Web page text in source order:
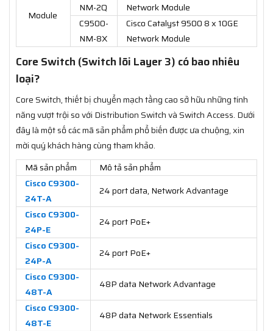
Module
NM-2Q
Network Module
C9500-
NM-8X
Cisco Catalyst 9500 8 x 10GE
Network Module
Core Switch (Switch lõi Layer 3) có bao nhiêu
loại?
Core Switch, thiết bị chuyển mạch tầng cao sở hữu những tính
năng vượt trội so với Distribution Switch và Switch Access. Dưới
đây là một số các mã sản phẩm phổ biến được ưa chuộng, xin
mời quý khách hàng cùng tham khảo.
Mã sản phẩm
Mô tả sản phẩm
Cisco C9300-
24T-A
24 port data, Network Advantage
Cisco C9300-
24P-E
24 port PoE+
Cisco C9300-
24P-A
24 port PoE+
Cisco C9300-
48T-A
48P data Network Advantage
Cisco C9300-
48T-E
48P data Network Essentials